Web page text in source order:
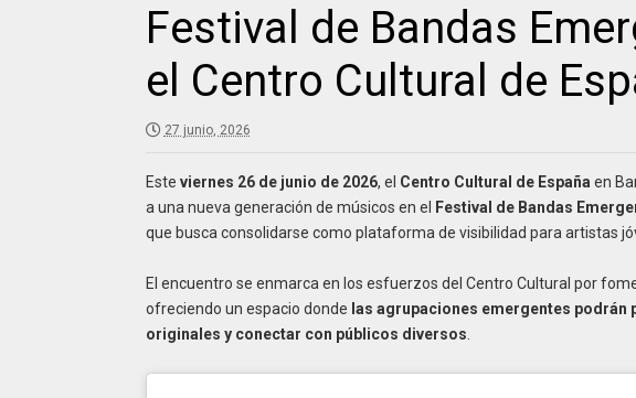
Festival de Bandas
el Centro Cultural de
27 junio, 2026
Este viernes 26 de junio de 2026, el Centro Cultural de España en
a una nueva generación de músicos en el
Festival de Bandas
que busca consolidarse como plataforma de visibilidad para artistas
El encuentro se enmarca en los esfuerzos del Centro Cultural por
ofreciendo un espacio donde las agrupaciones emergentes
originales y conectar con públicos diversos.